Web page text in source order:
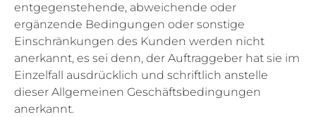
entgegenstehende, abweichende oder
ergänzende Bedingungen oder sonstige
Einschränkungen des Kunden werden nicht
anerkannt, es sei denn, der Auftraggeber hat sie im
Einzelfall ausdrücklich und schriftlich anstelle
dieser Allgemeinen Geschäftsbedingungen
anerkannt.